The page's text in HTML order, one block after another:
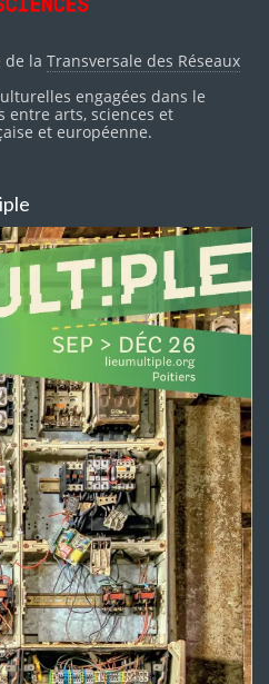
de la Transversale des Réseaux
engagées dans le
entre arts, sciences et
et européenne.